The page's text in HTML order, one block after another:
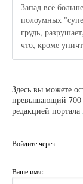
Запад всё
полоумных
грудь,
что, кроме
Здесь вы можете
превышающий 700
редакцией портала
Войдите через
Ваше имя: